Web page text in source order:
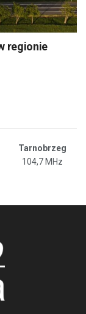
regionie
Tarnobrzeg
104,7 MHz